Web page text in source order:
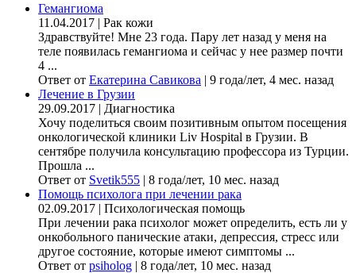
Гемангиома
11.04.2017 | Рак кожи
Здравствуйте! Мне 23 года. Пару лет назад у меня на
теле появилась гемангиома и сейчас у нее размер почти
4 ...
Ответ от Екатерина Савикова | 9 года/лет, 4 мес. назад
Лечение в Грузии
29.09.2017 | Диагностика
Хочу поделиться своим позитивным опытом посещения
онкологической клиники Liv Hospital в Грузии. В
сентябре получила консультацию профессора из Турции.
Прошла ...
Ответ от Svetik555 | 8 года/лет, 10 мес. назад
Помощь психолога при лечении рака
02.09.2017 | Психологическая помощь
При лечении рака психолог может определить, есть ли у
онкобольного панические атаки, депрессия, стресс или
другое состояние, которые имеют симптомы ...
Ответ от psiholog | 8 года/лет, 10 мес. назад